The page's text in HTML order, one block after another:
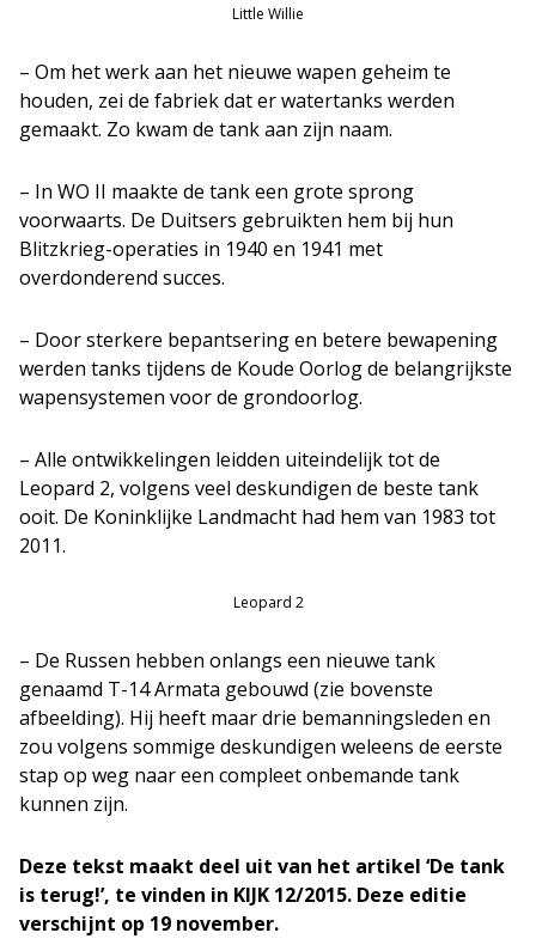
Little Willie
– Om het werk aan het nieuwe wapen geheim te
houden, zei de fabriek dat er watertanks werden
gemaakt. Zo kwam de tank aan zijn naam.
– In WO II maakte de tank een grote sprong
voorwaarts. De Duitsers gebruikten hem bij hun
Blitzkrieg-operaties in 1940 en 1941 met
overdonderend succes.
– Door sterkere bepantsering en betere bewapening
werden tanks tijdens de Koude Oorlog de belangrijkste
wapensystemen voor de grondoorlog.
– Alle ontwikkelingen leidden uiteindelijk tot de
Leopard 2, volgens veel deskundigen de beste tank
ooit. De Koninklijke Landmacht had hem van 1983 tot
2011.
Leopard 2
– De Russen hebben onlangs een nieuwe tank
genaamd T-14 Armata gebouwd (zie bovenste
afbeelding). Hij heeft maar drie bemanningsleden en
zou volgens sommige deskundigen weleens de eerste
stap op weg naar een compleet onbemande tank
kunnen zijn.
Deze tekst maakt deel uit van het artikel ‘De tank
is terug!’, te vinden in KIJK 12/2015. Deze editie
verschijnt op 19 november.